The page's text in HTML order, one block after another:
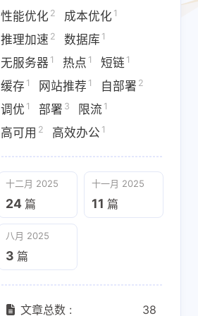
性能优化 2 成本优化 1
推理加速 2 数据库 1
无服务器 1 热点 1 短链 1
缓存 1 网站推荐 1 自部署 2
调优 1 部署 3 限流 1
高可用 2 高效办公 1
十二月 2025
24 篇
十一月 2025
11 篇
八月 2025
3 篇
文章总数 : 38